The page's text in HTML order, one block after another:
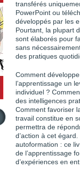
transférés
PowerPoint ou
développés par les
Pourtant, la plupart
sont élaborés pour
sans
des pratiques
Comment
l’apprentissage un
individuel ?
des intelligences
Comment favoriser
travail constitue en
permettra de
d’action à cet
autoformation : ce
de l’apprentissage
d’expériences en